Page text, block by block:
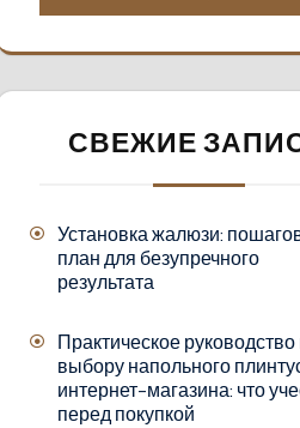
СВЕЖИЕ
Установка жалюзи:
план для безупречного
результата
Практическое руководство
выбору напольного
интернет-магазина: что
перед покупкой